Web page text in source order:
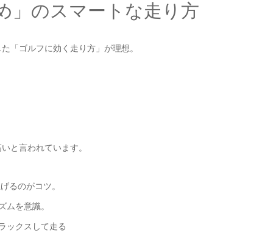
」のスマートな走り方
「ゴルフに効く走り方」が理想。
と言われています。
るのがコツ。
ムを意識。
ックスして走る